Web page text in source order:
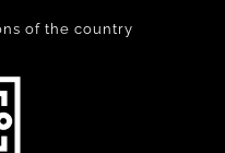
of the country